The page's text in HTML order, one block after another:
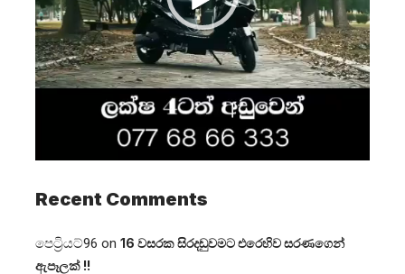
Recent Comments
පෙට්‍රියට්96 on 16 වසරක සිරදඬුවමට එරෙහිව සරණගෙන්
ඇපෑලක් !!